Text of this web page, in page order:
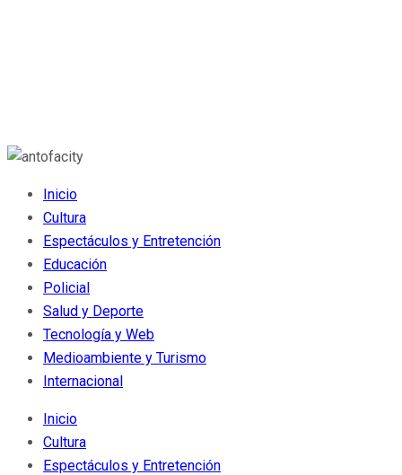
Inicio
Cultura
Espectáculos y Entretención
Educación
Policial
Salud y Deporte
Tecnología y Web
Medioambiente y Turismo
Internacional
Inicio
Cultura
Espectáculos y Entretención